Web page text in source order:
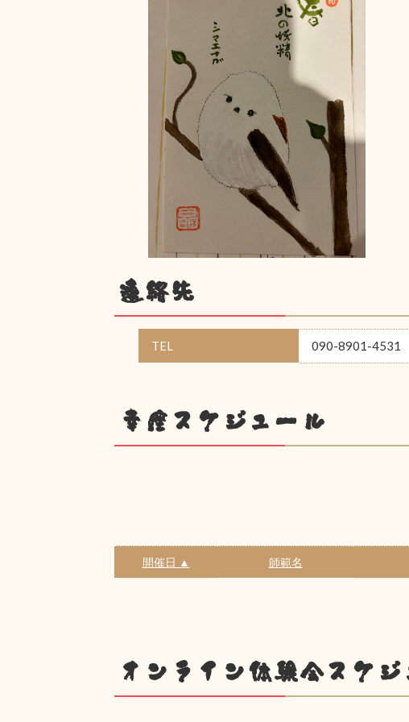
連絡先
TEL 090-8901-4531
幸座スケジュール
開催日 ▲ 師範名
オンライン体験会スケ